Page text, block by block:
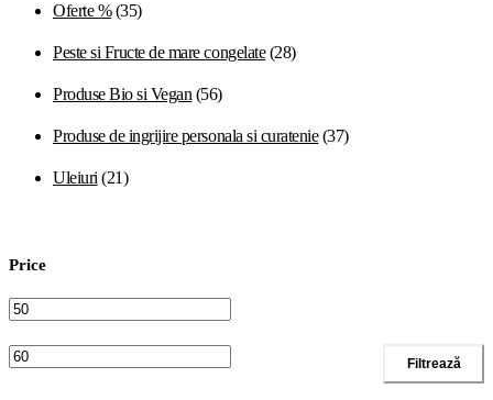
Oferte % (35)
Peste si Fructe de mare congelate (28)
Produse Bio si Vegan (56)
Produse de ingrijire personala si curatenie (37)
Uleiuri (21)
Price
Preț
Preț
Filtrează